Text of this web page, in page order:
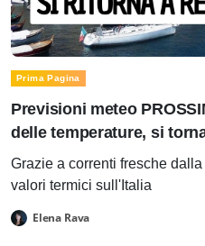
Prima Pagina
Previsioni meteo
delle temperature, si
Grazie a correnti fresche
valori termici sull'Italia
Elena Rava